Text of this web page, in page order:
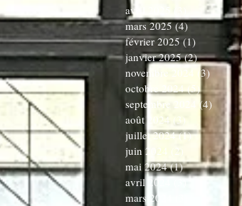
avril 2025
3 posts
mars 2025 (4)4 posts
février 2025 (1)
janvier 2025 (2)2 posts
novembre 2024 (3) 3 posts
octobre 2024 (5)5 posts
septembre 2024 (4) 4 posts
août 2024 (3) 3 posts
juillet 2024 (1)1 post
juin 2024 (2) 2 posts
mai 2024 (1)1 post
avril 2024 (3)3 posts
mars 2024